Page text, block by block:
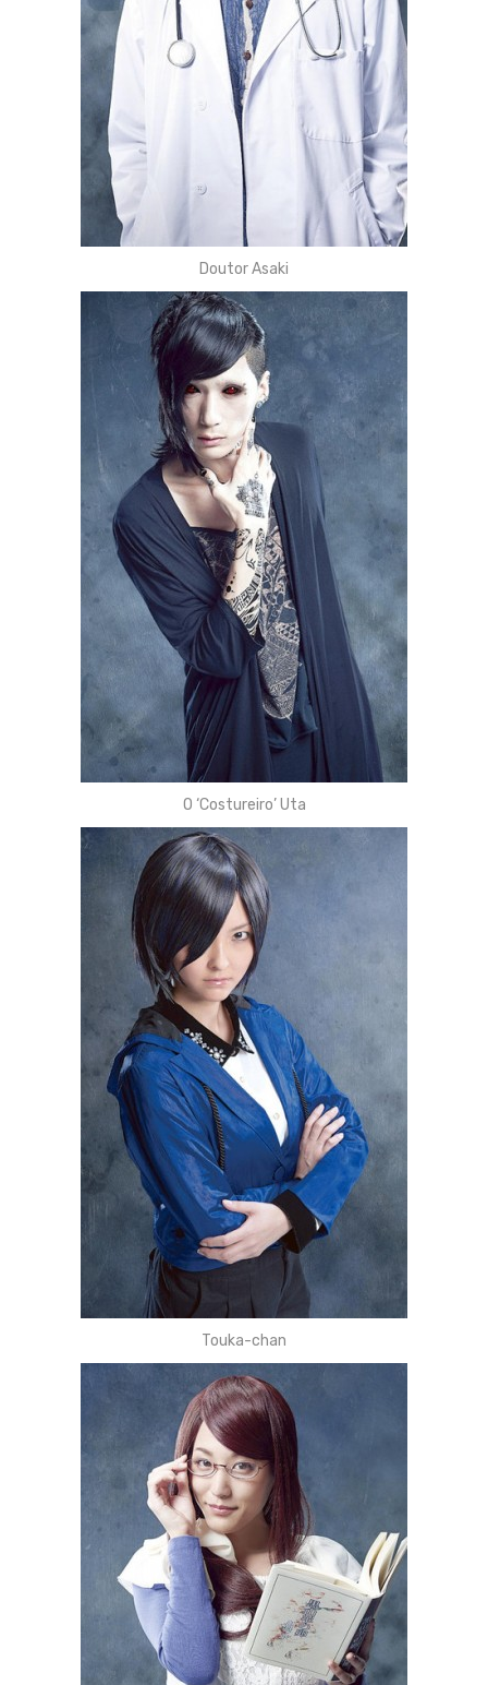
Doutor Asaki
O ‘Costureiro’ Uta
Touka-chan